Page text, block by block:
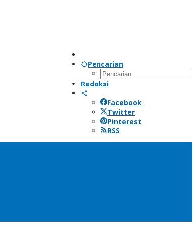
Pencarian
Redaksi
Facebook
Twitter
Pinterest
RSS